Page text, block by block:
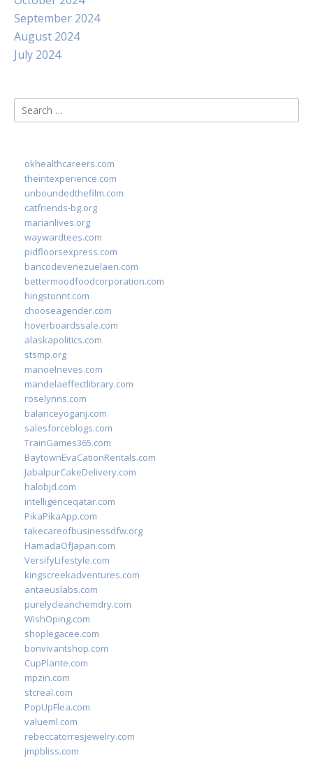
September 2024
August 2024
July 2024
Search
for:
okhealthcareers.com
theintexperience.com
unboundedthefilm.com
catfriends-bg.org
marianlives.org
waywardtees.com
pidfloorsexpress.com
bancodevenezuelaen.com
bettermoodfoodcorporation.com
hingstonnt.com
chooseagender.com
hoverboardssale.com
alaskapolitics.com
stsmp.org
manoelneves.com
mandelaeffectlibrary.com
roselynns.com
balanceyoganj.com
salesforceblogs.com
TrainGames365.com
BaytownEvaCationRentals.com
JabalpurCakeDelivery.com
halobjd.com
intelligenceqatar.com
PikaPikaApp.com
takecareofbusinessdfw.org
HamadaOfJapan.com
VersifyLifestyle.com
kingscreekadventures.com
antaeuslabs.com
purelycleanchemdry.com
WishOping.com
shoplegacee.com
bonvivantshop.com
CupPlante.com
mpzin.com
stcreal.com
PopUpFlea.com
valueml.com
rebeccatorresjewelry.com
jmpbliss.com